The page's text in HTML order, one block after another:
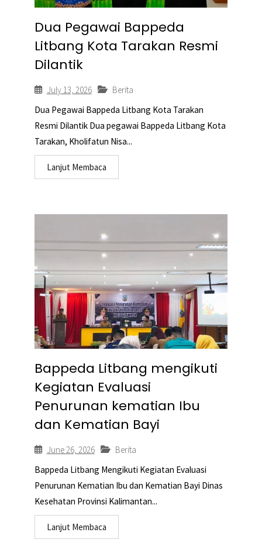
Dua Pegawai Bappeda
Litbang Kota Tarakan Resmi
Dilantik
July 13, 2026
Berita
Dua Pegawai Bappeda Litbang Kota Tarakan
Resmi Dilantik Dua pegawai Bappeda Litbang Kota
Tarakan, Kholifatun Nisa...
Lanjut Membaca
Bappeda Litbang mengikuti
Kegiatan Evaluasi
Penurunan kematian Ibu
dan Kematian Bayi
June 26, 2026
Berita
Bappeda Litbang Mengikuti Kegiatan Evaluasi
Penurunan Kematian Ibu dan Kematian Bayi Dinas
Kesehatan Provinsi Kalimantan...
Lanjut Membaca